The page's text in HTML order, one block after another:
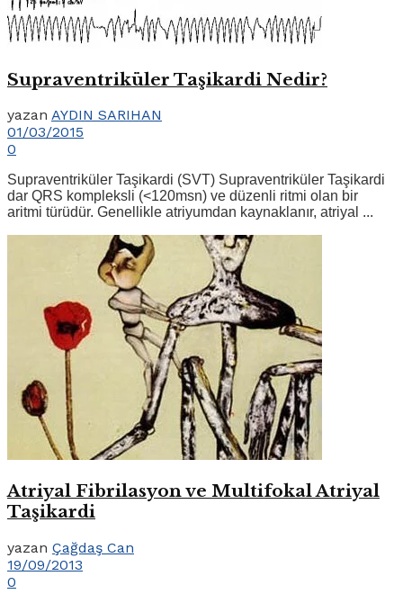
Supraventriküler Taşikardi Nedir?
yazan AYDIN SARIHAN
01/03/2015
0
Supraventriküler Taşikardi (SVT) Supraventriküler Taşikardi
dar QRS kompleksli (<120msn) ve düzenli ritmi olan bir
aritmi türüdür. Genellikle atriyumdan kaynaklanır, atriyal ...
Atriyal Fibrilasyon ve Multifokal Atriyal
Taşikardi
yazan Çağdaş Can
19/09/2013
0